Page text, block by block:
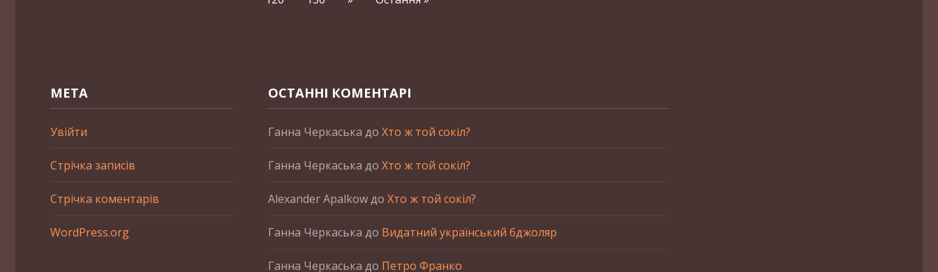
МЕТА
Увійти
Стрічка записів
Стрічка коментарів
WordPress.org
ОСТАННІ КОМЕНТАРІ
Ганна Черкаська до Хто ж той сокіл?
Ганна Черкаська до Хто ж той сокіл?
Alexander Apalkowдо Хто ж той сокіл?
Ганна Черкаська до Видатний український бджоляр
Ганна Черкаська до Петро Франко